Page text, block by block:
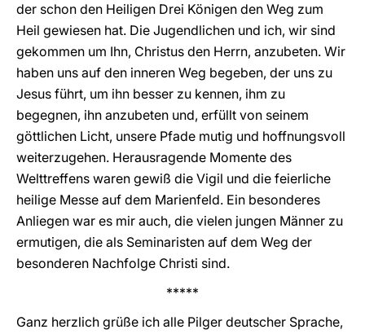
der schon den Heiligen Drei Königen den Weg zum
Heil gewiesen hat. Die Jugendlichen und ich, wir sind
gekommen um Ihn, Christus den Herrn, anzubeten. Wir
haben uns auf den inneren Weg begeben, der uns zu
Jesus führt, um ihn besser zu kennen, ihm zu
begegnen, ihn anzubeten und, erfüllt von seinem
göttlichen Licht, unsere Pfade mutig und hoffnungsvoll
weiterzugehen. Herausragende Momente des
Welttreffens waren gewiß die Vigil und die feierliche
heilige Messe auf dem Marienfeld. Ein besonderes
Anliegen war es mir auch, die vielen jungen Männer zu
ermutigen, die als Seminaristen auf dem Weg der
besonderen Nachfolge Christi sind.
*****
Ganz herzlich grüße ich alle Pilger deutscher Sprache,